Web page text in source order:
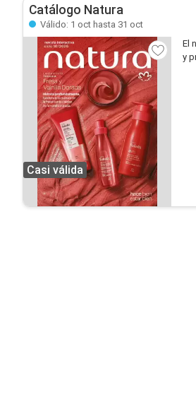
Catálogo Natura
Válido: 1 oct hasta 31 oct
Casi válida
El
y